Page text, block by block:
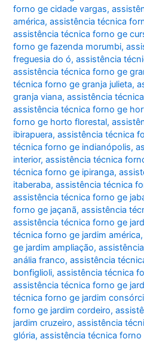
forno ge cidade vargas,
américa,assistência técnica
assistência técnica forno ge
forno ge fazenda morumbi,
freguesia do ó,assistência
assistência técnica forno ge
técnica forno ge granja julieta,
granja viana,assistência
assistência técnica forno ge
forno ge horto florestal,
ibirapuera,assistência técnica
técnica forno ge indianópolis,
interior,assistência técnica
técnica forno ge ipiranga,
itaberaba,assistência técnica
assistência técnica forno ge
forno ge jaçanã,assistência
assistência técnica forno ge
técnica forno ge jardim américa
ge jardim ampliação,
anália franco,assistência
bonfiglioli,assistência técnica
assistência técnica forno ge
técnica forno ge jardim
forno ge jardim cordeiro,
jardim cruzeiro,assistência
glória,assistência técnica forno